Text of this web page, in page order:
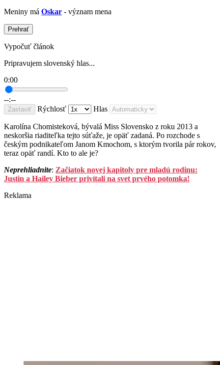
Meniny má Oskar - význam mena
Prehrať
Vypočuť článok
Pripravujem slovenský hlas...
0:00
--:--
Zastaviť Rýchlosť Hlas
Karolína Chomisteková, bývalá Miss Slovensko z roku 2013 a
neskoršia riaditeľka tejto súťaže, je opäť zadaná. Po rozchode s
českým podnikateľom Janom Kmochom, s ktorým tvorila pár rokov,
teraz opäť randí. Kto to ale je?
Neprehliadnite: Začiatok novej kapitoly pre mladú rodinu:
Justin a Hailey Bieber privítali na svet prvého potomka!
Reklama